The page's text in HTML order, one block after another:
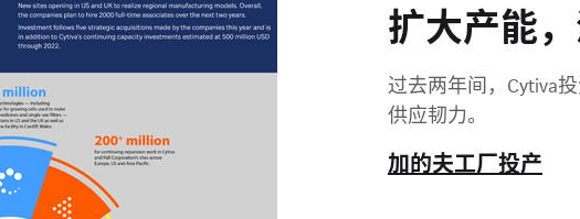
扩大产能
过去两年间，Cytiva
供应韧力。
加的夫工厂投产